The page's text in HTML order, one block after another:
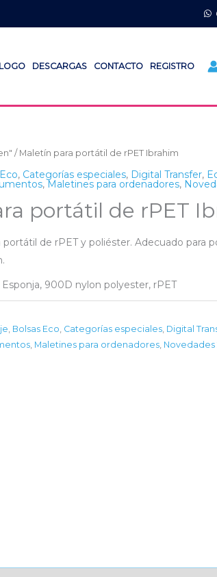
DESCARGAS CONTACTO REGISTRO
/ Maletín para portátil de rPET Ibrahim
, Categorías especiales, Digital Transfer,
,Maletines para ordenadores,
portátil de rPET
de rPET y poliéster. Adecuado para
900D nylon polyester, rPET
, Bolsas Eco, Categorías especiales, Digital
, Maletines para ordenadores, Novedades